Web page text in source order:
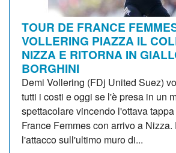
TOUR DE FRANCE
VOLLERING PIAZZA IL
NIZZA E RITORNA IN
BORGHINI
Demi Vollering (FDj United Suez)
tutti i costi e oggi se l'è presa in un
spettacolare vincendo l'ottava
France Femmes con arrivo a
l'attacco sull'ultimo muro di...